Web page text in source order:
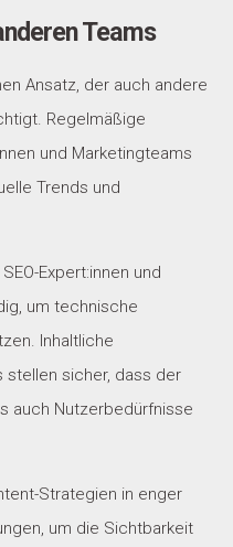
Teams
Ansatz, der auch andere
Regelmäßige
und Marketingteams
Trends und
Expert:innen und
um technische
Inhaltliche
stellen sicher, dass der
auch Nutzerbedürfnisse
Strategien in enger
um die Sichtbarkeit